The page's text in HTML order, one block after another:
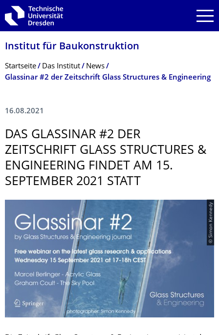
Zur Hauptnavigation springen
Zur Suche springen
Zum Inhalt springen
Institut für Baukonstruktion
Breadcrumb-Menü
Startseite Das Institut
News
Glassinar #2 der Zeitschrift Glass Structures & Engineering
16.08.2021
DAS GLASSINAR #2 DER
ZEITSCHRIFT GLASS STRUCTURES &
ENGINEERING FINDET AM 15.
SEPTEMBER 2021 STATT
© Simon Kennedy